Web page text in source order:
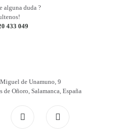
433 049
alguna duda ?
de Unamuno, 9
de Oñoro, Salamanca, España